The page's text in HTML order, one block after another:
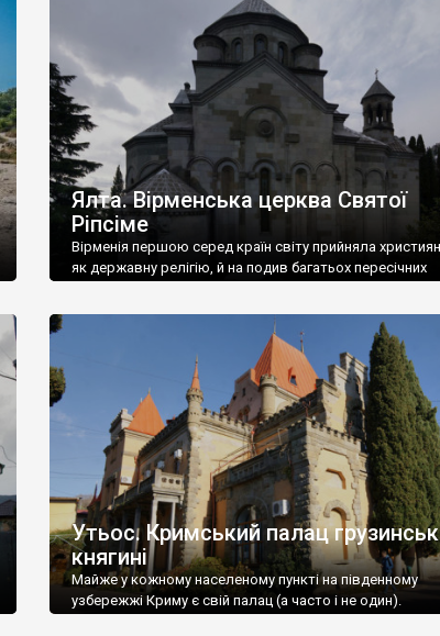
називаються «повстяками» (postaki)…” “Вино. Крим
виробляє відмінне вино і його вдосталь: воно все
легке біле і дуже […]
Ялта. Вірменська церква Святої
Ріпсіме
Вірменія першою серед країн світу прийняла
як державну релігію, й на подив багатьох пересічних
Утьос. Кримський палац
княгині
Майже у кожному населеному пункті на південному
узбережжі Криму є свій палац (а часто і не один).